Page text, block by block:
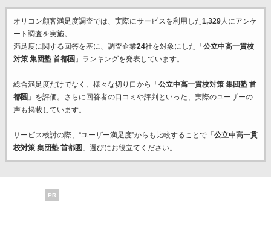
オリコン顧客満足度調査では、実際にサービスを利用した1,329人にアンケ
ート調査を実施。
満足度に関する回答を基に、調査企業24社を対象にした「 公立中高一貫校
対策 集団塾 首都圏 」ランキングを発表しています。
総合満足度だけでなく、様々な切り口から「 公立中高一貫校対策 集団塾 首
都圏 」を評価。さらに回答者の口コミや評判といった、実際のユーザーの
声も掲載しています。
サービス検討の際、“ユーザー満足度”からも比較することで「 公立中高一貫
校対策 集団塾 首都圏 」選びにお役立てください。
PR